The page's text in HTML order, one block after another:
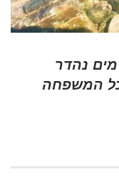
מים נהדר
המשפחה